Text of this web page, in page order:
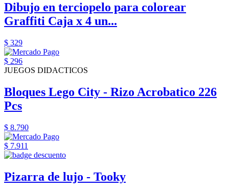
Dibujo en terciopelo para colorear
Graffiti Caja x 4 un...
$ 329
$ 296
JUEGOS DIDACTICOS
Bloques Lego City - Rizo Acrobatico 226
Pcs
$ 8.790
$ 7.911
Pizarra de lujo - Tooky